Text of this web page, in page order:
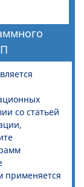
со статьей
применяется